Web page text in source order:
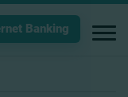
Banking